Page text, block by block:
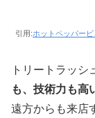
引用:ホットペッパー
トリートラッシ
も、技術力も高
遠方からも来店